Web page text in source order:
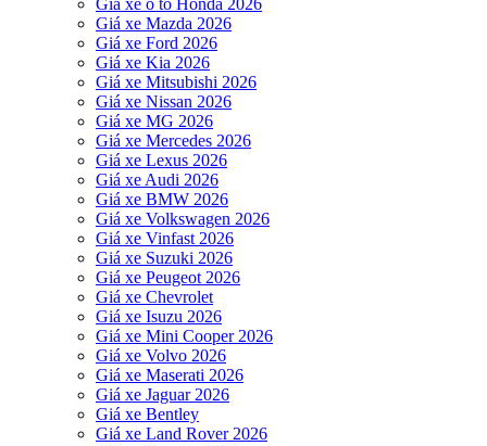
Giá xe ô tô Honda 2026
Giá xe Mazda 2026
Giá xe Ford 2026
Giá xe Kia 2026
Giá xe Mitsubishi 2026
Giá xe Nissan 2026
Giá xe MG 2026
Giá xe Mercedes 2026
Giá xe Lexus 2026
Giá xe Audi 2026
Giá xe BMW 2026
Giá xe Volkswagen 2026
Giá xe Vinfast 2026
Giá xe Suzuki 2026
Giá xe Peugeot 2026
Giá xe Chevrolet
Giá xe Isuzu 2026
Giá xe Mini Cooper 2026
Giá xe Volvo 2026
Giá xe Maserati 2026
Giá xe Jaguar 2026
Giá xe Bentley
Giá xe Land Rover 2026